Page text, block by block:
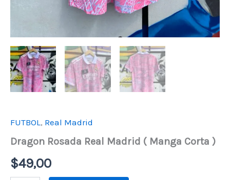
FUTBOL, Real Madrid
Dragon Rosada Real Madrid ( Manga Corta )
$49,00